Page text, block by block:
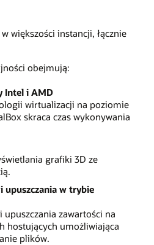
większości instancji, łącznie
obejmują:
Intel i AMD
wirtualizacji na poziomie
skraca czas wykonywania
grafiki 3D ze
upuszczania w trybie
upuszczania zawartości na
hostujących umożliwiająca
plików.